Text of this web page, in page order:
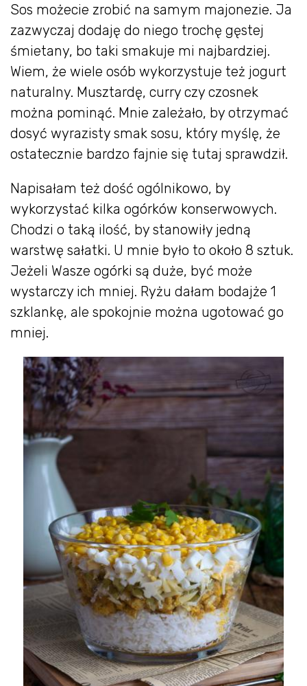
Sos możecie zrobić na samym majonezie. Ja
zazwyczaj dodaję do niego trochę gęstej
śmietany, bo taki smakuje mi najbardziej.
Wiem, że wiele osób wykorzystuje też jogurt
naturalny. Musztardę, curry czy czosnek
można pominąć. Mnie zależało, by otrzymać
dosyć wyrazisty smak sosu, który myślę, że
ostatecznie bardzo fajnie się tutaj sprawdził.
Napisałam też dość ogólnikowo, by
wykorzystać kilka ogórków konserwowych.
Chodzi o taką ilość, by stanowiły jedną
warstwę sałatki. U mnie było to około 8 sztuk.
Jeżeli Wasze ogórki są duże, być może
wystarczy ich mniej. Ryżu dałam bodajże 1
szklankę, ale spokojnie można ugotować go
mniej.